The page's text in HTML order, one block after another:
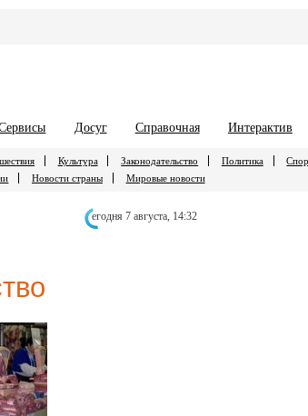
Досуг Справочная Интерактив
Культура Законодательство Политика
Новости страны Мировые новости
егодня 7 августа, 14:32